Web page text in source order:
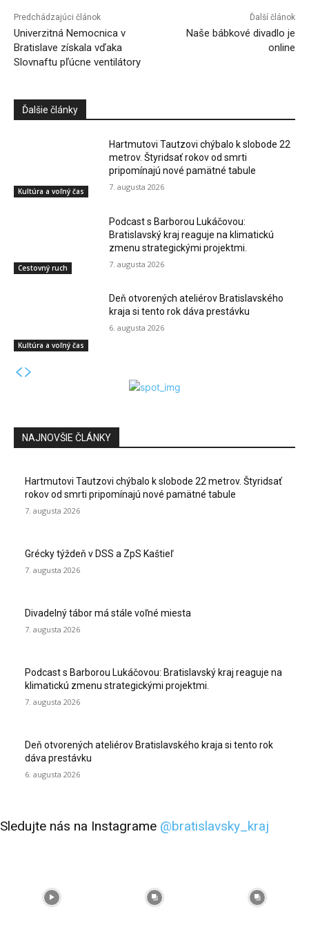
Predchádzajúci článok
Univerzitná Nemocnica v
Bratislave získala vďaka
Slovnaftu pľúcne ventilátory
Ďalší článok
Naše bábkové divadlo je
online
Ďalšie články
Kultúra a voľný čas
Hartmutovi Tautzovi chýbalo k slobode 22
metrov. Štyridsať rokov od smrti
pripomínajú nové pamätné tabule
7. augusta 2026
Cestovný ruch
Podcast s Barborou Lukáčovou:
Bratislavský kraj reaguje na klimatickú
zmenu strategickými projektmi.
7. augusta 2026
Kultúra a voľný čas
Deň otvorených ateliérov Bratislavského
kraja si tento rok dáva prestávku
6. augusta 2026
NAJNOVŠIE ČLÁNKY
Hartmutovi Tautzovi chýbalo k slobode 22 metrov. Štyridsať
rokov od smrti pripomínajú nové pamätné tabule
7. augusta 2026
Grécky týždeň v DSS a ZpS Kaštieľ
7. augusta 2026
Divadelný tábor má stále voľné miesta
7. augusta 2026
Podcast s Barborou Lukáčovou: Bratislavský kraj reaguje na
klimatickú zmenu strategickými projektmi.
7. augusta 2026
Deň otvorených ateliérov Bratislavského kraja si tento rok
dáva prestávku
6. augusta 2026
Sledujte nás na Instagrame @bratislavsky_kraj